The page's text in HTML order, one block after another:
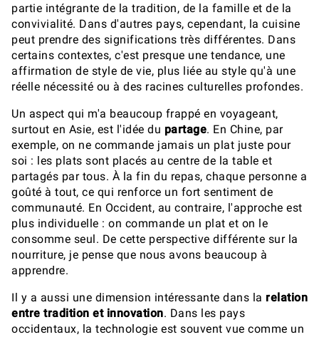
partie intégrante de la tradition, de la famille et de la
convivialité. Dans d'autres pays, cependant, la cuisine
peut prendre des significations très différentes. Dans
certains contextes, c'est presque une tendance, une
affirmation de style de vie, plus liée au style qu'à une
réelle nécessité ou à des racines culturelles profondes.
Un aspect qui m'a beaucoup frappé en voyageant,
surtout en Asie, est l'idée du partage. En Chine, par
exemple, on ne commande jamais un plat juste pour
soi : les plats sont placés au centre de la table et
partagés par tous. À la fin du repas, chaque personne a
goûté à tout, ce qui renforce un fort sentiment de
communauté. En Occident, au contraire, l'approche est
plus individuelle : on commande un plat et on le
consomme seul. De cette perspective différente sur la
nourriture, je pense que nous avons beaucoup à
apprendre.
Il y a aussi une dimension intéressante dans la relation
entre tradition et innovation. Dans les pays
occidentaux, la technologie est souvent vue comme un